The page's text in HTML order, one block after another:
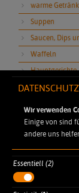
Wir verwenden
Einige von sind
andere uns
Essentiell (2)
warme
Suppen
Saucen, Dips
Waffeln
Hauptgerichte
Desserts
Pürees und
DYNAMIC